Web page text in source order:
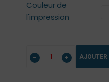
Couleur de
l'impression
AJOUTER